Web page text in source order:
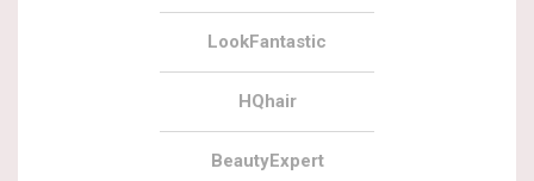
LookFantastic
HQhair
BeautyExpert